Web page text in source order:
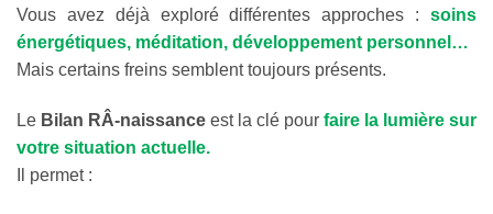
Vous avez déjà exploré différentes approches : soins
énergétiques, méditation, développement personnel…
Mais certains freins semblent toujours présents.
Le Bilan RÂ-naissance est la clé pour faire la lumière sur
votre situation actuelle.
Il permet :